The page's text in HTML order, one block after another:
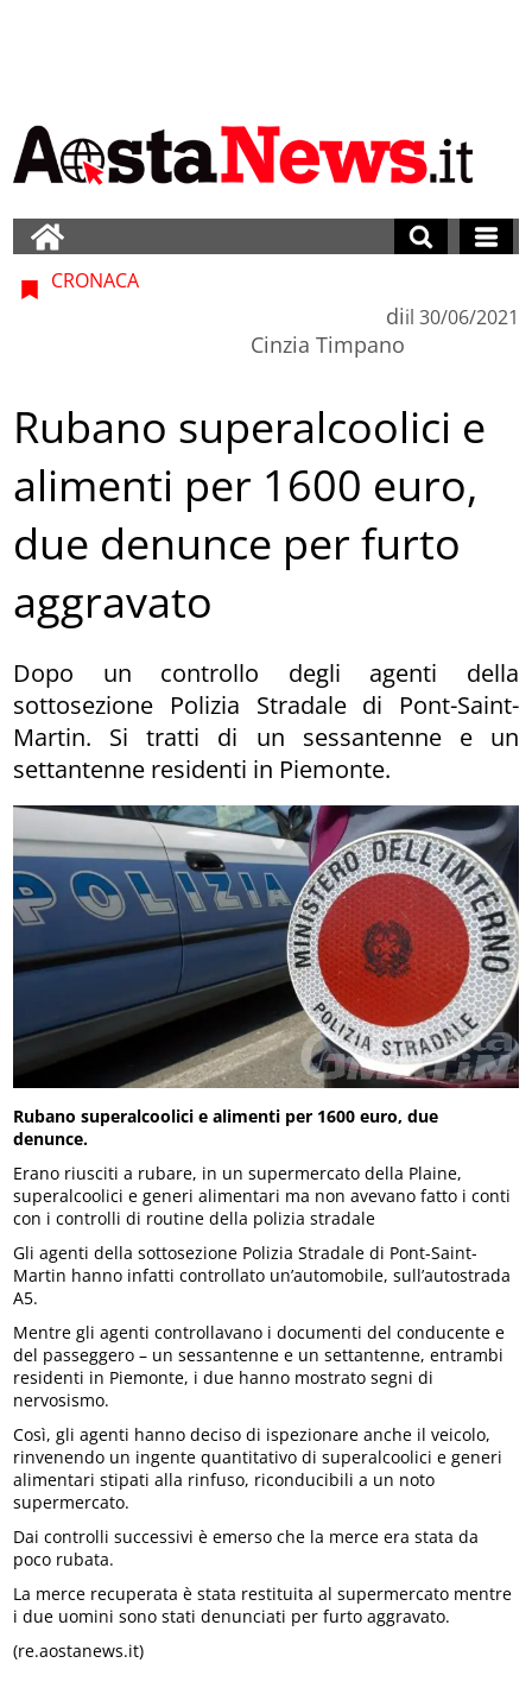
CRONACA
di
Cinzia Timpano
il 30/06/2021
Rubano superalcoolici e
alimenti per 1600 euro,
due denunce per furto
aggravato
Dopo un controllo degli agenti della
sottosezione Polizia Stradale di Pont-Saint-
Martin. Si tratti di un sessantenne e un
settantenne residenti in Piemonte.
Rubano superalcoolici e alimenti per 1600 euro, due
denunce.
Erano riusciti a rubare, in un supermercato della Plaine,
superalcoolici e generi alimentari ma non avevano fatto i conti
con i controlli di routine della polizia stradale
Gli agenti della sottosezione Polizia Stradale di Pont-Saint-
Martin hanno infatti controllato un’automobile, sull’autostrada
A5.
Mentre gli agenti controllavano i documenti del conducente e
del passeggero – un sessantenne e un settantenne, entrambi
residenti in Piemonte, i due hanno mostrato segni di
nervosismo.
Così, gli agenti hanno deciso di ispezionare anche il veicolo,
rinvenendo un ingente quantitativo di superalcoolici e generi
alimentari stipati alla rinfuso, riconducibili a un noto
supermercato.
Dai controlli successivi è emerso che la merce era stata da
poco rubata.
La merce recuperata è stata restituita al supermercato mentre
i due uomini sono stati denunciati per furto aggravato.
(re.aostanews.it)